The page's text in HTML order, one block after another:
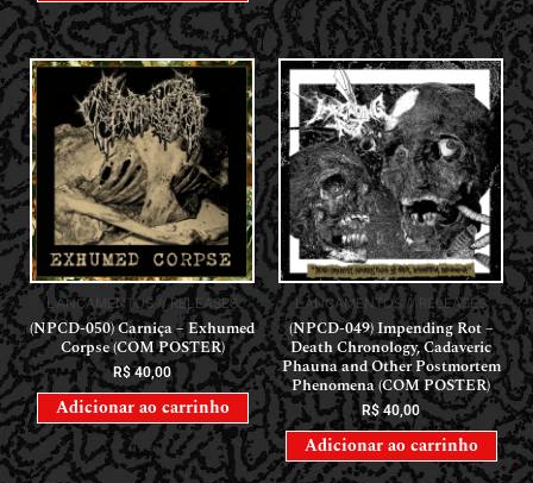
LANÇAMENTOS // RELEASES
(NPCD-050) Carniça – Exhumed
Corpse (COM POSTER)
R$40,00
Adicionar ao carrinho
LANÇAMENTOS // RELEASES
(NPCD-049) Impending Rot –
Death Chronology, Cadaveric
Phauna and Other Postmortem
Phenomena (COM POSTER)
R$40,00
Adicionar ao carrinho